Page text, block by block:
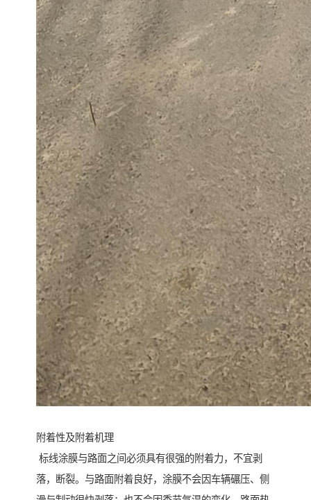
附着性及附着机理
标线涂膜与路面之间必须具有很强的附着力，不宜剥
落，断裂。与路面附着良好，涂膜不会因车辆碾压、侧